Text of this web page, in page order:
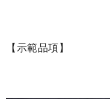
【示範品項】